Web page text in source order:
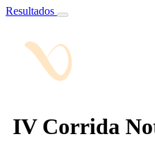
Resultados
IV Corrida